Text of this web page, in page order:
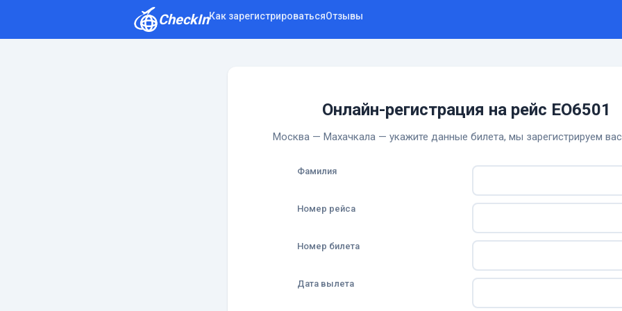
CheckInКак зарегистрироватьсяОтзывы
Онлайн-регистрация на рейс EO6501
Москва — Махачкала — укажите данные билета, мы зарегистрируем
Фамилия
Номер рейса
Номер билета
Дата вылета